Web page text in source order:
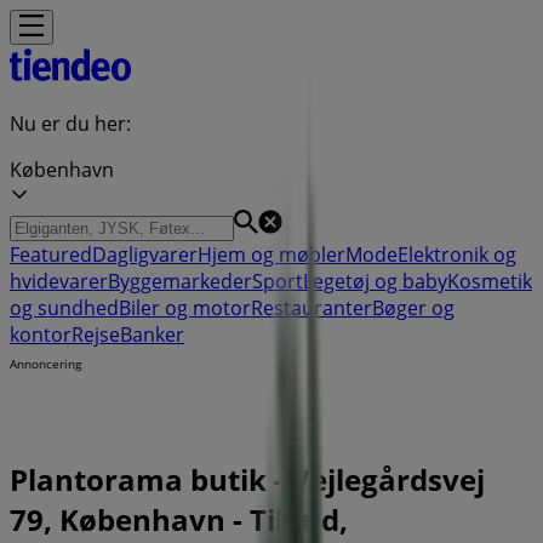
Nu er du her:
København
FeaturedDagligvarerHjem og møblerModeElektronik og
hvidevarerByggemarkederSportLegetøj og babyKosmetik
og sundhedBiler og motorRestauranterBøger og
kontorRejseBanker
Annoncering
Plantorama butik - Vejlegårdsvej
79, København - Tilbud,